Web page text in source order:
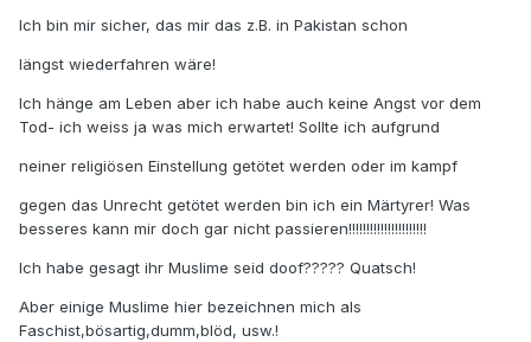
Ich bin mir sicher, das mir das z.B. in Pakistan schon
längst wiederfahren wäre!
Ich hänge am Leben aber ich habe auch keine Angst vor dem
Tod- ich weiss ja was mich erwartet! Sollte ich aufgrund
neiner religiösen Einstellung getötet werden oder im kampf
gegen das Unrecht getötet werden bin ich ein Märtyrer! Was
besseres kann mir doch gar nicht passieren!!!!!!!!!!!!!!!!!!!!!!
Ich habe gesagt ihr Muslime seid doof????? Quatsch!
Aber einige Muslime hier bezeichnen mich als
Faschist,bösartig,dumm,blöd, usw.!